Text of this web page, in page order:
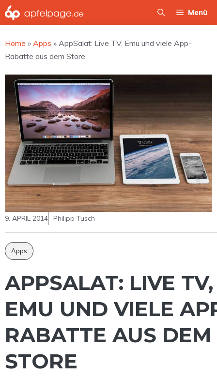
Zum
Inhalt
Menü
Home » Apps » AppSalat: Live TV, Emu und viele App-
Rabatte aus dem Store
9. APRIL 2014 Philipp Tusch
Apps
APPSALAT: LIVE TV,
EMU UND VIELE
RABATTE AUS DEM
STORE